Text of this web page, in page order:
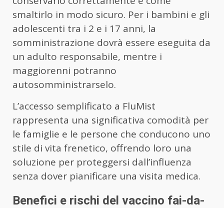
smaltirlo in modo sicuro. Per i bambini e gli
adolescenti tra i 2 e i 17 anni, la
somministrazione dovrà essere eseguita da
un adulto responsabile, mentre i
maggiorenni potranno
autosomministrarselo.
L’accesso semplificato a FluMist
rappresenta una significativa comodità per
le famiglie e le persone che conducono uno
stile di vita frenetico, offrendo loro una
soluzione per proteggersi dall’influenza
senza dover pianificare una visita medica.
Benefici e rischi del vaccino fai-da-